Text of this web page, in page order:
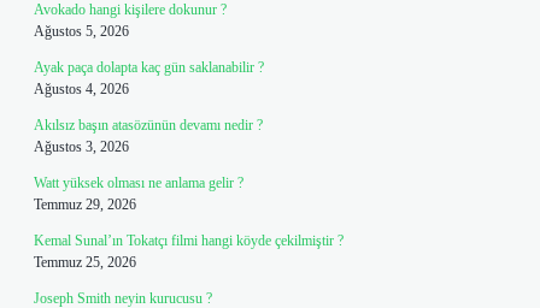
Avokado hangi kişilere dokunur ?
Ağustos 5, 2026
Ayak paça dolapta kaç gün saklanabilir ?
Ağustos 4, 2026
Akılsız başın atasözünün devamı nedir ?
Ağustos 3, 2026
Watt yüksek olması ne anlama gelir ?
Temmuz 29, 2026
Kemal Sunal’ın Tokatçı filmi hangi köyde çekilmiştir ?
Temmuz 25, 2026
Joseph Smith neyin kurucusu ?